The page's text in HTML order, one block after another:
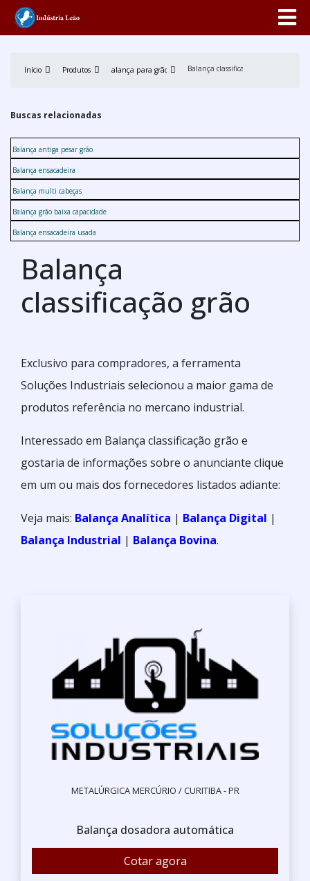
Início Produtos Balança para grãos Balança classificação grão
Buscas relacionadas
Balança antiga pesar grão
Balança ensacadeira
Balança multi cabeças
Balança grão baixa capacidade
Balança ensacadeira usada
Balança
classificação grão
Exclusivo para compradores, a ferramenta
Soluções Industriais selecionou a maior gama de
produtos referência no mercano industrial.
Interessado em Balança classificação grão e
gostaria de informações sobre o anunciante clique
em um ou mais dos fornecedores listados adiante:
Veja mais: Balança Analítica | Balança Digital |
Balança Industrial | Balança Bovina.
METALÚRGICA MERCÚRIO / CURITIBA - PR
Balança dosadora automática
Cotar agora